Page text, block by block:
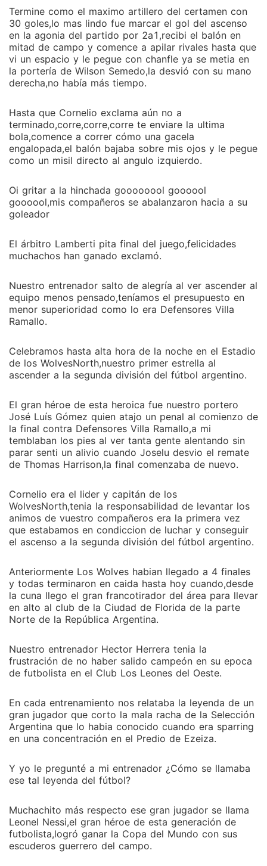
Termine como el maximo artillero del certamen con
30 goles,lo mas lindo fue marcar el gol del ascenso
en la agonia del partido por 2a1,recibi el balón en
mitad de campo y comence a apilar rivales hasta que
vi un espacio y le pegue con chanfle ya se metia en
la portería de Wilson Semedo,la desvió con su mano
derecha,no había más tiempo.
Hasta que Cornelio exclama aún no a
terminado,corre,corre,corre te enviare la ultima
bola,comence a correr cómo una gacela
engalopada,el balón bajaba sobre mis ojos y le pegue
como un misil directo al angulo izquierdo.
Oi gritar a la hinchada goooooool goooool
goooool,mis compañeros se abalanzaron hacia a su
goleador
El árbitro Lamberti pita final del juego,felicidades
muchachos han ganado exclamó.
Nuestro entrenador salto de alegría al ver ascender al
equipo menos pensado,teníamos el presupuesto en
menor superioridad como lo era Defensores Villa
Ramallo.
Celebramos hasta alta hora de la noche en el Estadio
de los WolvesNorth,nuestro primer estrella al
ascender a la segunda división del fútbol argentino.
El gran héroe de esta heroica fue nuestro portero
José Luís Gómez quien atajo un penal al comienzo de
la final contra Defensores Villa Ramallo,a mi
temblaban los pies al ver tanta gente alentando sin
parar senti un alivio cuando Joselu desvio el remate
de Thomas Harrison,la final comenzaba de nuevo.
Cornelio era el lider y capitán de los
WolvesNorth,tenia la responsabilidad de levantar los
animos de vuestro compañeros era la primera vez
que estabamos en condiccion de luchar y conseguir
el ascenso a la segunda división del fútbol argentino.
Anteriormente Los Wolves habian llegado a 4 finales
y todas terminaron en caida hasta hoy cuando,desde
la cuna llego el gran francotirador del área para llevar
en alto al club de la Ciudad de Florida de la parte
Norte de la República Argentina.
Nuestro entrenador Hector Herrera tenia la
frustración de no haber salido campeón en su epoca
de futbolista en el Club Los Leones del Oeste.
En cada entrenamiento nos relataba la leyenda de un
gran jugador que corto la mala racha de la Selección
Argentina que lo habia conocido cuando era sparring
en una concentración en el Predio de Ezeiza.
Y yo le pregunté a mi entrenador ¿Cómo se llamaba
ese tal leyenda del fútbol?
Muchachito más respecto ese gran jugador se llama
Leonel Nessi,el gran héroe de esta generación de
futbolista,logró ganar la Copa del Mundo con sus
escuderos guerrero del campo.